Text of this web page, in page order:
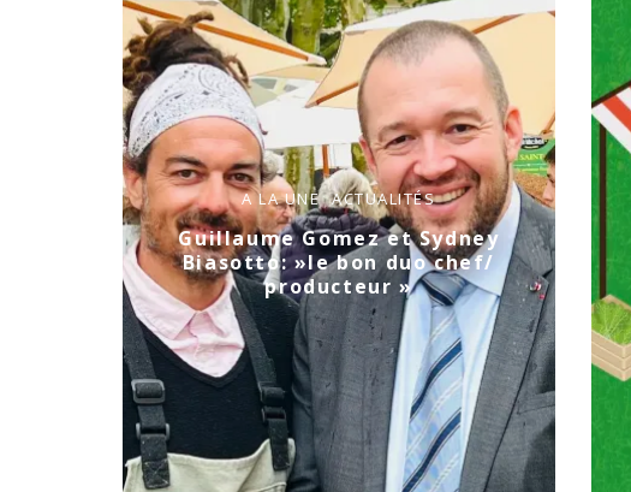
A LA UNE ACTUALITÉS
Guillaume Gomez et Sydney
Biasotto: »le bon duo chef/
producteur »